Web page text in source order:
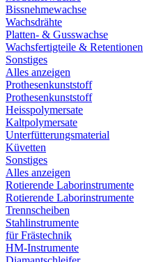
Bissnehmewachse
Wachsdrähte
Platten- & Gusswachse
Wachsfertigteile & Retentionen
Sonstiges
Alles anzeigen
Prothesenkunststoff
Prothesenkunststoff
Heisspolymersate
Kaltpolymersate
Unterfütterungsmaterial
Küvetten
Sonstiges
Alles anzeigen
Rotierende Laborinstrumente
Rotierende Laborinstrumente
Trennscheiben
Stahlinstrumente
für Frästechnik
HM-Instrumente